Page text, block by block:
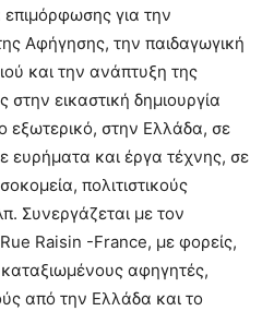
επιμόρφωσης για την
Αφήγησης, την παιδαγωγική
και την ανάπτυξη της
στην εικαστική δημιουργία
εξωτερικό, στην Ελλάδα, σε
ευρήματα και έργα τέχνης, σε
πολιτιστικούς
Συνεργάζεται με τον
Raisin -France, με φορείς,
αφηγητές,
από την Ελλάδα και το